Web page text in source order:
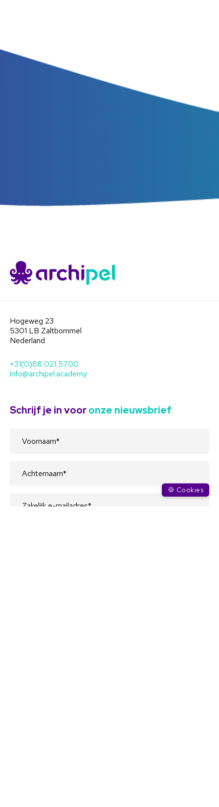
Hogeweg 23
5301 LB Zaltbommel
Nederland
+31(0)88 021 5700
info@archipel.academy
Schrijf je in vooronze nieuwsbrief
🍪 Cookies